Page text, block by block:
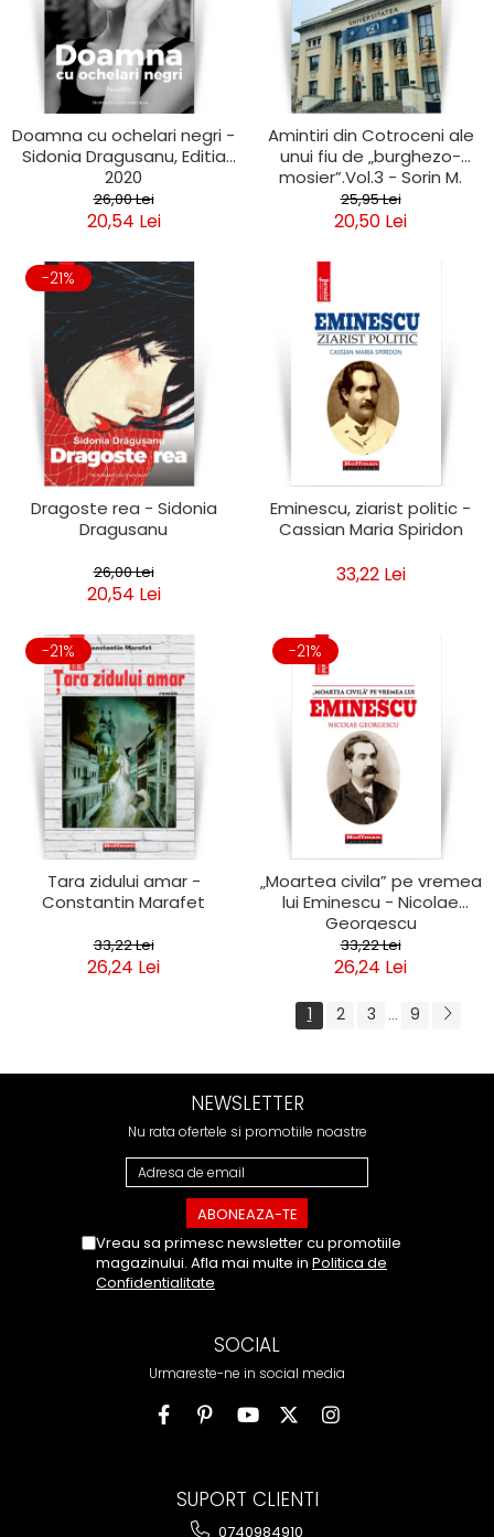
Doamna cu ochelari negri -
Sidonia Dragusanu, Editia
2020
26,00 Lei
20,54 Lei
Amintiri din Cotroceni ale
unui fiu de „burghezo-
mosier”.Vol.3 - Sorin M.
Radulescu
25,95 Lei
20,50 Lei
-21%
Dragoste rea - Sidonia
Dragusanu
26,00 Lei
20,54 Lei
Eminescu, ziarist politic -
Cassian Maria Spiridon
33,22 Lei
-21%
Tara zidului amar -
Constantin Marafet
33,22 Lei
26,24 Lei
-21%
„Moartea civila” pe vremea
lui Eminescu - Nicolae
Georgescu
33,22 Lei
26,24 Lei
1 2 3 ... 9
NEWSLETTER
Nu rata ofertele si promotiile noastre
Vreau sa primesc newsletter cu promotiile
magazinului. Afla mai multe in Politica de
Confidentialitate
SOCIAL
Urmareste-ne in social media
SUPORT CLIENTI
0740984910